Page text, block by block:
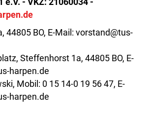
44805 BO, E-Mail: vorstand@tus-
Steffenhorst 1a, 44805 BO, E-
harpen.de
Mobil: 0 15 14-0 19 56 47, E-
harpen.de